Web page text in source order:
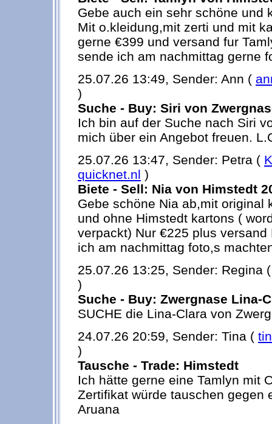
Gebe auch ein sehr schöne und
Mit o.kleidung,mit zerti und mit
gerne €399 und versand fur
sende ich am nachmittag gerne
25.07.26 13:49, Sender: Ann (
)
Suche - Buy: Siri von
Ich bin auf der Suche nach Siri
mich über ein Angebot freuen.
25.07.26 13:47, Sender: Petra (
quicknet.nl )
Biete - Sell: Nia von Himstedt
Gebe schöne Nia ab,mit original
und ohne Himstedt kartons (
verpackt) Nur €225 plus
ich am nachmittag foto,s
25.07.26 13:25, Sender: Regina
)
Suche - Buy: Zwergnase Lina-
SUCHE die Lina-Clara von
24.07.26 20:59, Sender: Tina (
)
Tausche - Trade: Himstedt
Ich hätte gerne eine Tamlyn mit
Zertifikat würde tauschen gegen
Aruana